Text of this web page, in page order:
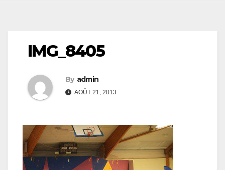
IMG_8405
By admin
AOÛT 21, 2013